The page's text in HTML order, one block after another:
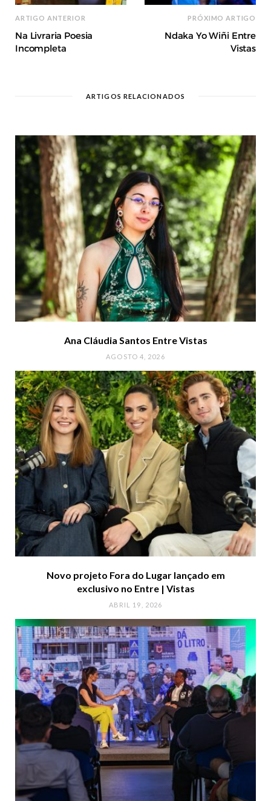
ARTIGO ANTERIOR
Na Livraria Poesia
Incompleta
PRÓXIMO ARTIGO
Ndaka Yo Wiñi Entre
Vistas
ARTIGOS RELACIONADOS
Ana Cláudia Santos Entre Vistas
AGOSTO 4, 2026
Novo projeto Fora do Lugar lançado em
exclusivo no Entre | Vistas
ABRIL 19, 2026